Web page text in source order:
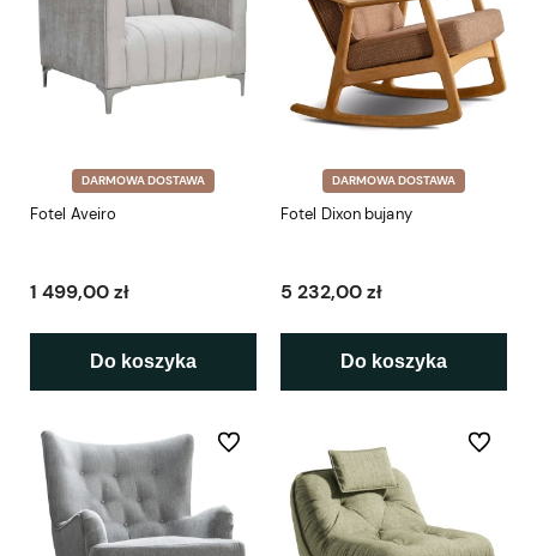
DARMOWA DOSTAWA
Fotel Aveiro
1 499,00 zł
Do koszyka
DARMOWA DOSTAWA
Fotel Dixon bujany
5 232,00 zł
Do koszyka
Do ulubionych Do